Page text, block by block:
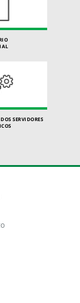
SERVIDORES